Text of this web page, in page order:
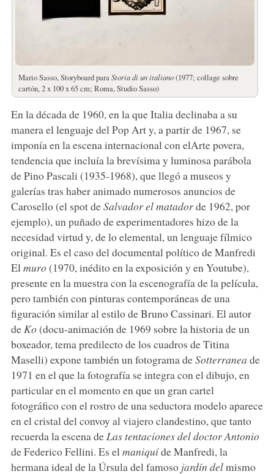
Mario Sasso, Storyboard paraStoria di un italiano(1977; collage sobre
cartón, 2 x 100 x 65 cm; Roma, Studio Sasso)
En la década de 1960, en la que Italia declinaba a su
manera el lenguaje del Pop Art y, a partir de 1967, se
imponía en la escena internacional con elArte povera,
tendencia que incluía la brevísima y luminosa parábola
de Pino Pascali (1935-1968), que llegó a museos y
galerías tras haber animado numerosos anuncios de
Carosello (el spot deSalvador el matadorde 1962, por
ejemplo), un puñado de experimentadores hizo de la
necesidad virtud y, de lo elemental, un lenguaje fílmico
original. Es el caso del documental político de Manfredi
Elmuro(1970, inédito en la exposición y en Youtube),
presente en la muestra con la escenografía de la película,
pero también con pinturas contemporáneas de una
figuración similar al estilo de Bruno Cassinari. El autor
deKo(docu-animación de 1969 sobre la historia de un
boxeador, tema predilecto de los cuadros de Titina
Maselli) expone también un fotograma deSotterranea de
1971 en el que la fotografía se integra con el dibujo, en
particular en el momento en que un gran cartel
fotográfico con el rostro de una seductora modelo aparece
en el cristal del convoy al viajero clandestino, que tanto
recuerda la escena deLas tentaciones del doctor Antonio
de Federico Fellini. Es elmaniquíde Manfredi, la
hermana ideal de la Úrsula del famoso jardín delmismo